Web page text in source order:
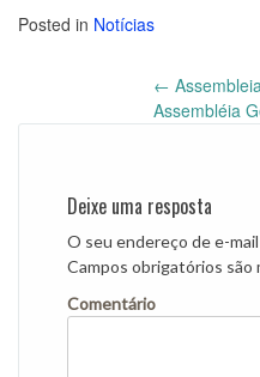
Posted in Notícias
navigation
←
Assembléia
Deixe uma resposta
O seu endereço de e-
Campos obrigatórios são
Comentário